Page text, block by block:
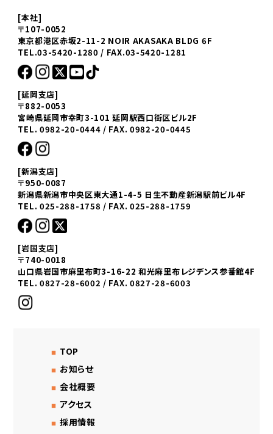
[本社]
〒107-0052
東京都港区赤坂2-11-2 NOIR AKASAKA BLDG 6F
TEL.03-5420-1280 / FAX.03-5420-1281
[延岡支店]
〒882-0053
宮崎県延岡市幸町3-101 延岡駅西口街区ビル2F
TEL. 0982-20-0444 / FAX. 0982-20-0445
[新潟支店]
〒950-0087
新潟県新潟市中央区東大通1-4-5 日生不動産新潟駅前ビル4F
TEL. 025-288-1758 / FAX. 025-288-1759
[岩国支店]
〒740-0018
山口県岩国市麻里布町3-16-22 和光麻里布レジデンス参番館4F
TEL. 0827-28-6002 / FAX. 0827-28-6003
TOP
お知らせ
会社概要
アクセス
採用情報